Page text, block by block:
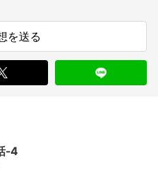
を送る
-4